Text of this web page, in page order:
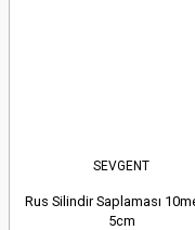
SEVGENT
Rus Silindir Saplaması
5cm